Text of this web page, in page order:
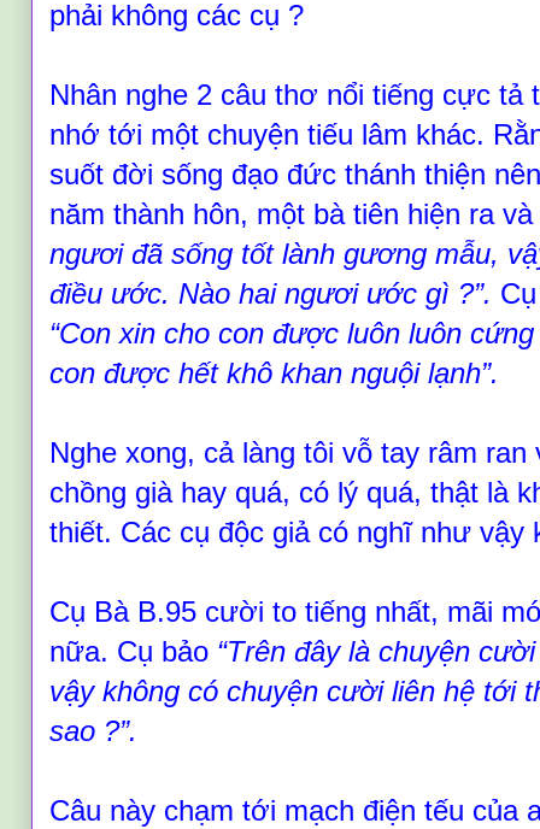
phải không các cụ ?
Nhân nghe 2 câu thơ nổi tiếng cực tả
nhớ tới một chuyện tiếu lâm khác.
suốt đời sống đạo đức thánh thiện
năm thành hôn, một bà tiên hiện ra
ngươi đã sống tốt lành gương mẫu,
điều ước. Nào hai ngươi ước gì ?”.
“Con xin cho con được luôn luôn
con được hết khô khan nguội lạnh”.
Nghe xong, cả làng tôi vỗ tay râm
chồng già hay quá, có lý quá, thật là
thiết. Các cụ độc giả có nghĩ như vậy
Cụ Bà B.95 cười to tiếng nhất, mãi
nữa. Cụ bảo “Trên đây là chuyện
vậy không có chuyện cười liên hệ tới
sao ?”.
Câu này chạm tới mạch điện tếu của